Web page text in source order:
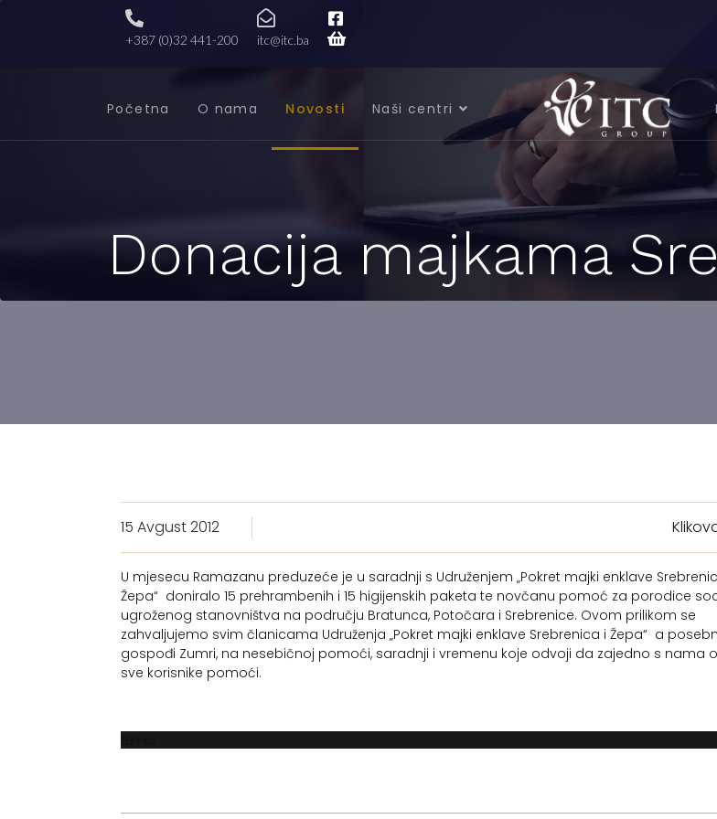
+387 (0)32 441-200 itc@itc.ba
Početna O nama Novosti Naši centri
Donacija majkama
15 Avgust 2012
U mjesecu Ramazanu preduzeće je u saradnji s Udruženjem „Pokret majki enklave
Žepa“ doniralo 15 prehrambenih i 15 higijenskih paketa te novčanu pomoć za porodice
ugroženog stanovništva na području Bratunca, Potočara i Srebrenice. Ovom prilikom se
zahvaljujemo svim članicama Udruženja „Pokret majki enklave Srebrenica i Žepa“ a
gospođi Zumri, na nesebičnoj pomoći, saradnji i vremenu koje odvoji da zajedno s nama
sve korisnike pomoći.